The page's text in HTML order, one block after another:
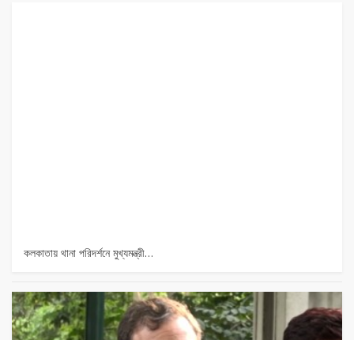
কলকাতায় থানা পরিদর্শনে মুখ্যমন্ত্রী…